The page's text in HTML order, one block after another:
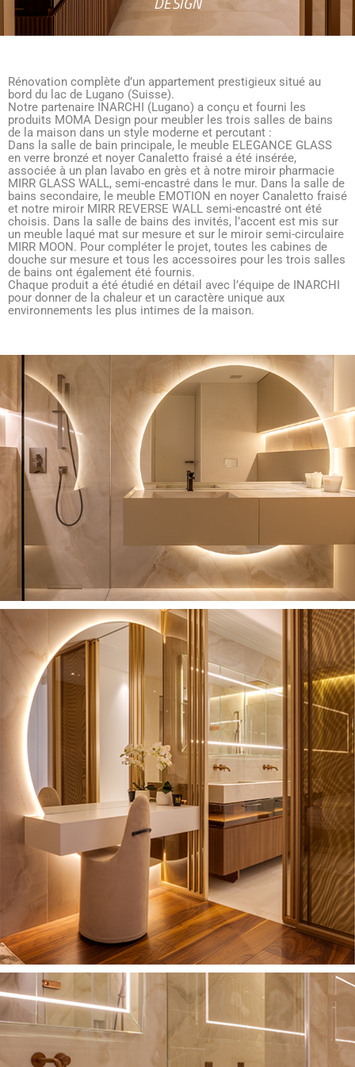
Rénovation complète d’un appartement prestigieux situé au
bord du lac de Lugano (Suisse).
Notre partenaire INARCHI (Lugano) a conçu et fourni les
produits MOMA Design pour meubler les trois salles de bains
de la maison dans un style moderne et percutant :
Dans la salle de bain principale, le meuble ELEGANCE GLASS
en verre bronzé et noyer Canaletto fraisé a été insérée,
associée à un plan lavabo en grès et à notre miroir pharmacie
MIRR GLASS WALL, semi-encastré dans le mur. Dans la salle de
bains secondaire, le meuble EMOTION en noyer Canaletto fraisé
et notre miroir MIRR REVERSE WALL semi-encastré ont été
choisis. Dans la salle de bains des invités, l’accent est mis sur
un meuble laqué mat sur mesure et sur le miroir semi-circulaire
MIRR MOON. Pour compléter le projet, toutes les cabines de
douche sur mesure et tous les accessoires pour les trois salles
de bains ont également été fournis.
Chaque produit a été étudié en détail avec l’équipe de INARCHI
pour donner de la chaleur et un caractère unique aux
environnements les plus intimes de la maison.